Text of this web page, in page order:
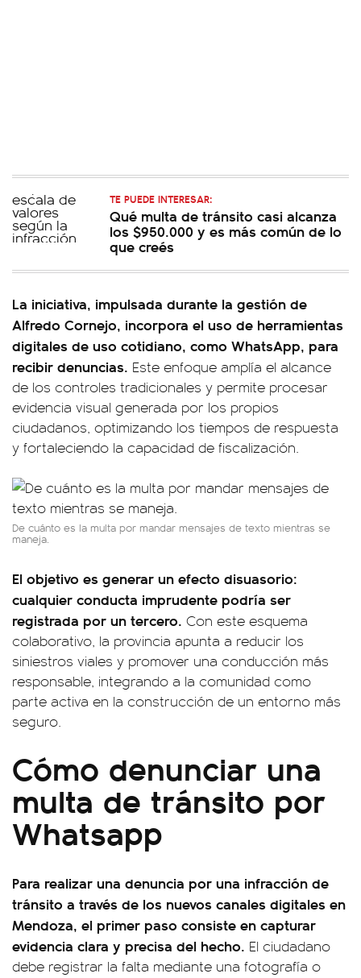
TE PUEDE INTERESAR:
Qué multa de tránsito casi alcanza
los $950.000 y es más común de lo
que creés
La iniciativa, impulsada durante la gestión de
Alfredo Cornejo, incorpora el uso de herramientas
digitales de uso cotidiano, como WhatsApp, para
recibir denuncias. Este enfoque amplía el alcance
de los controles tradicionales y permite procesar
evidencia visual generada por los propios
ciudadanos, optimizando los tiempos de respuesta
y fortaleciendo la capacidad de fiscalización.
De cuánto es la multa por mandar mensajes de texto mientras se
maneja.
El objetivo es generar un efecto disuasorio:
cualquier conducta imprudente podría ser
registrada por un tercero. Con este esquema
colaborativo, la provincia apunta a reducir los
siniestros viales y promover una conducción más
responsable, integrando a la comunidad como
parte activa en la construcción de un entorno más
seguro.
Cómo denunciar una
multa de tránsito por
Whatsapp
Para realizar una denuncia por una infracción de
tránsito a través de los nuevos canales digitales en
Mendoza, el primer paso consiste en capturar
evidencia clara y precisa del hecho. El ciudadano
debe registrar la falta mediante una fotografía o